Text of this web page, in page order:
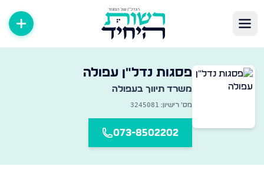
מאגר מקיף של משרדי תיווך נדל״ן ברחבי הארץ — מצאו את
פסגות נדל"ן עפולה
משרד תיווך בעפולה
מס׳ רישיון: 3245081
073-8502202